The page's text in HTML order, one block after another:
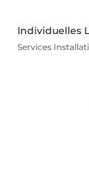
Individuelles
Services